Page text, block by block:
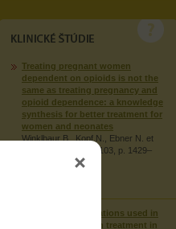
KLINICKÉ STUDIE
Treating pregnant women
dependent on opioids is not the
same as treating pregnancy and
opioid dependence: a knowledge
synthesis for better treatment for
women and neonates
Winklbaur B., Kopf N., Ebner N. et
al., Addiction: 2008, 103, p. 1429–
Injection of medications used in
opioid substitution treatment in